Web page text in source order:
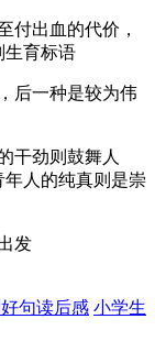
付出血的代价，
生育标语
后一种是较为伟
干劲则鼓舞人
人的纯真则是崇
发
句读后感 小学生